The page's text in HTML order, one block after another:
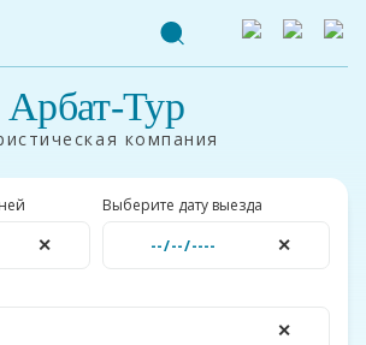
Арбат-Тур
компания
✕
Выберите дату выезда
✕
✕